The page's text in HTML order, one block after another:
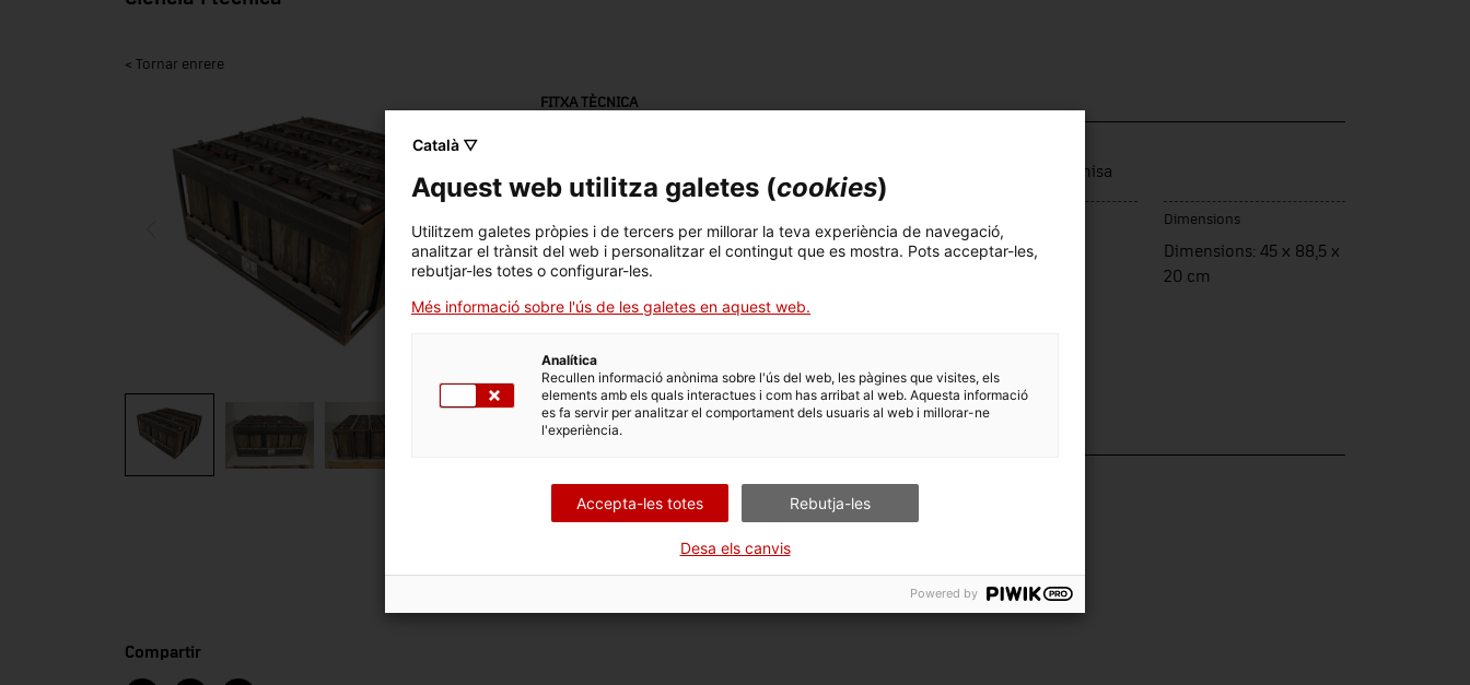
< Tornar enrere
FITXA TÈCNICA
bateria (elèctrica) Tudor-España-Emisa
6808.7 1860 Espanya
Dimensions
Dimensions: 45 x 88,5 x
20 cm
fusta
DADES DEL MUSEU
Ciència i tècnica
Forma d'ingrés
Compartir
Català ▽
Aquest web utilitza galetes (cookies)
Utilitzem galetes pròpies i de tercers per millorar la teva experiència de navegació,
analitzar el trànsit del web i personalitzar el contingut que es mostra. Pots acceptar-les,
rebutjar-les totes o configurar-les.
Més informació sobre l'ús de les galetes en aquest web.
Analítica
Recullen informació anònima sobre l'ús del web, les pàgines que visites, els
elements amb els quals interactues i com has arribat al web. Aquesta informació
es fa servir per analitzar el comportament dels usuaris al web i millorar-ne
l'experiència.
Accepta-les totes Rebutja-les
Desa els canvis
Powered by